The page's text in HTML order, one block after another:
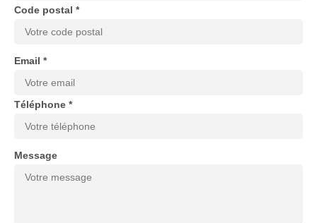
Code postal *
Email *
Téléphone *
Message